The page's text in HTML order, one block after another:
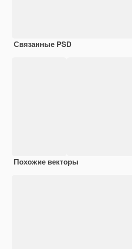
Связанные PSD
Похожие векторы